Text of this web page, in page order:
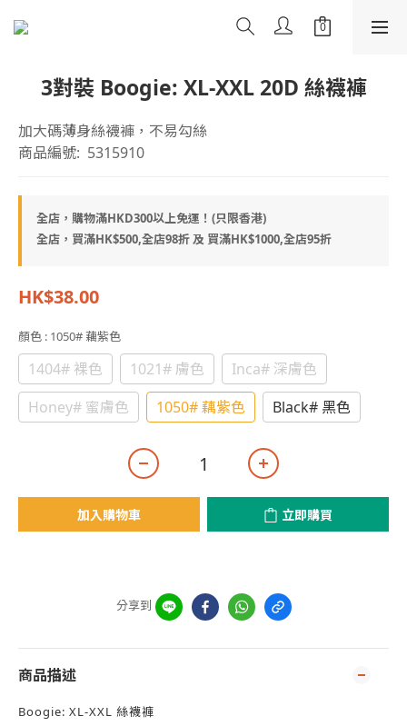
3對裝 Boogie: XL-XXL 20D 絲襪褲
加大碼薄身絲襪褲，不易勾絲
商品編號:  5315910
全店，購物滿HKD300以上免運！(只限香港)
全店，買滿HK$500,全店98折 及 買滿HK$1000,全店95折
HK$38.00
顏色 : 1050# 藕紫色
1404# 裸色 1021# 膚色
Inca# 深膚色
Honey# 蜜膚色
1050# 藕紫色 Black# 黑色
加入購物車 立即購買
分享到
商品描述
Boogie: XL-XXL 絲襪褲